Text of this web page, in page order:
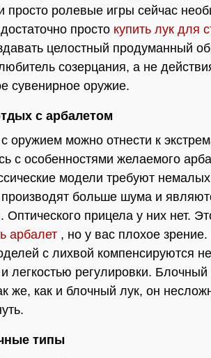
просто ролевые игры сейчас
просто купить лук для
целостный продуманный
созерцания, а не
сувенирное оружие.
с арбалетом
оружием можно отнести к
с особенностями желаемого
модели требуют
больше шума и
Оптического прицела у них нет.
арбалет , но у вас плохое
с лихвой компенсируются
и легкостью регулировки.
же, как и блочный лук, он
типы